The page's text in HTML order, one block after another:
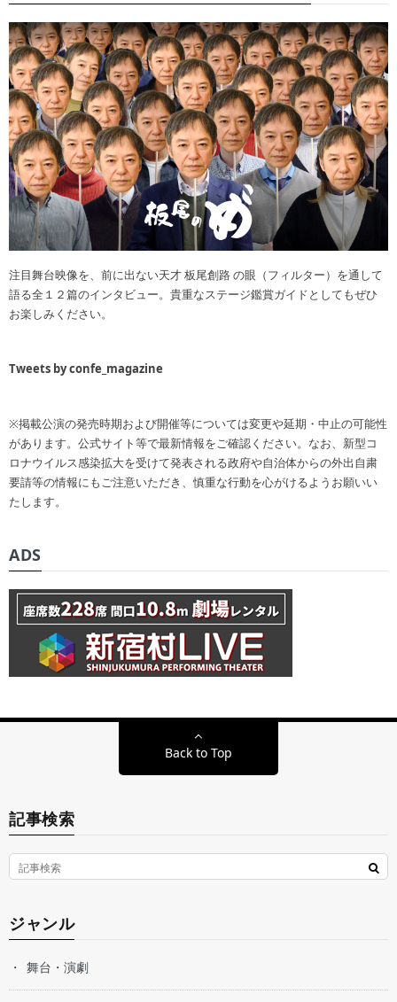
注目舞台映像を、前に出ない天才 板尾創路 の眼（フィルター）を通して
語る全１２篇のインタビュー。貴重なステージ鑑賞ガイドとしてもぜひ
お楽しみください。
Tweets by confe_magazine
※掲載公演の発売時期および開催等については変更や延期・中止の可能性
があります。公式サイト等で最新情報をご確認ください。なお、新型コ
ロナウイルス感染拡大を受けて発表される政府や自治体からの外出自粛
要請等の情報にもご注意いただき、慎重な行動を心がけるようお願いい
たします。
ADS
Back to Top
記事検索
ジャンル
舞台・演劇